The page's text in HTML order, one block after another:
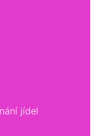
jídel